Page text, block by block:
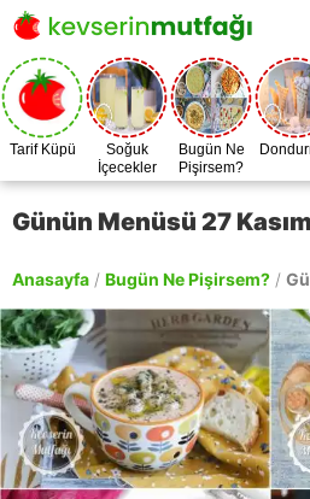
Tarif Küpü
Soğuk
İçecekler
Bugün Ne
Pişirsem?
Günün Menüsü 27 Kasım
Anasayfa / Bugün Ne Pişirsem? /